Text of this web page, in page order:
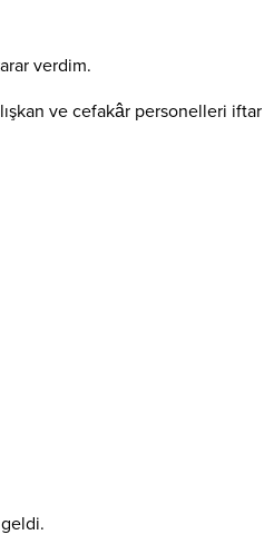
verdim.
ve cefakâr personelleri iftar